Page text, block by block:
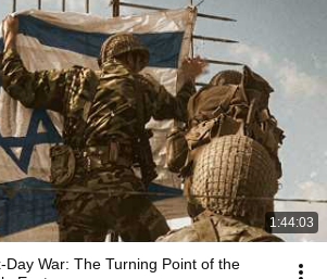
1:44:03
Day War: The Turning Point of the